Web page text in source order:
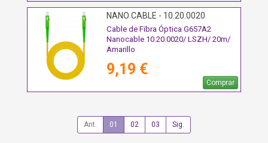
NANO CABLE - 10.20.0020
Cable de Fibra Óptica G657A2
Nanocable 10.20.0020/ LSZH/ 20m/
Amarillo
9,19 €
Comprar
Ant. 01 02 03 Sig.